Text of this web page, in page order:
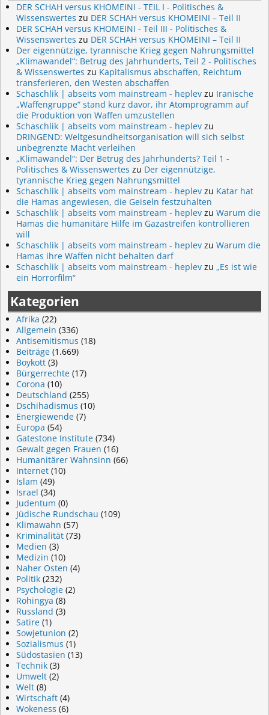
DER SCHAH versus KHOMEINI - TEIL I - Politisches &
Wissenswertes zu DER SCHAH versus KHOMEINI – Teil II
DER SCHAH versus KHOMEINI - Teil III - Politisches &
Wissenswertes zu DER SCHAH versus KHOMEINI – Teil II
Der eigennützige, tyrannische Krieg gegen Nahrungsmittel
„Klimawandel“: Betrug des Jahrhunderts, Teil 2 - Politisches
& Wissenswertes zu Kapitalismus abschaffen, Reichtum
transferieren, den Westen abschaffen
Schaschlik | abseits vom mainstream - heplev zu Iranische
„Waffengruppe“ stand kurz davor, ihr Atomprogramm auf
die Produktion von Waffen umzustellen
Schaschlik | abseits vom mainstream - heplev zu
DRINGEND: Weltgesundheitsorganisation will sich selbst
unbegrenzte Macht verleihen
„Klimawandel“: Der Betrug des Jahrhunderts? Teil 1 -
Politisches & Wissenswertes zu Der eigennützige,
tyrannische Krieg gegen Nahrungsmittel
Schaschlik | abseits vom mainstream - heplev zu Katar hat
die Hamas angewiesen, die Geiseln festzuhalten
Schaschlik | abseits vom mainstream - heplev zu Warum die
Hamas die humanitäre Hilfe im Gazastreifen kontrollieren
will
Schaschlik | abseits vom mainstream - heplev zu Warum die
Hamas ihre Waffen nicht behalten darf
Schaschlik | abseits vom mainstream - heplev zu „Es ist wie
ein Horrorfilm“
Kategorien
Afrika (22)
Allgemein (336)
Antisemitismus (18)
Beiträge (1.669)
Boykott (3)
Bürgerrechte (17)
Corona (10)
Deutschland (255)
Dschihadismus (10)
Energiewende (7)
Europa (54)
Gatestone Institute (734)
Gewalt gegen Frauen (16)
Humanitärer Wahnsinn (66)
Internet (10)
Islam (49)
Israel (34)
Judentum (0)
Jüdische Rundschau (109)
Klimawahn (57)
Kriminalität (73)
Medien (3)
Medizin (10)
Naher Osten (4)
Politik (232)
Psychologie (2)
Rohingya (8)
Russland (3)
Satire (1)
Sowjetunion (2)
Sozialismus (1)
Südostasien (13)
Technik (3)
Umwelt (2)
Welt (8)
Wirtschaft (4)
Wokeness (6)